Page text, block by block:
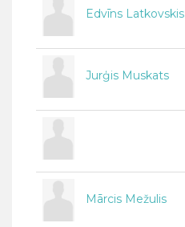
Edvīns Latkovskis
Jurģis Muskats
Mārcis Mežulis